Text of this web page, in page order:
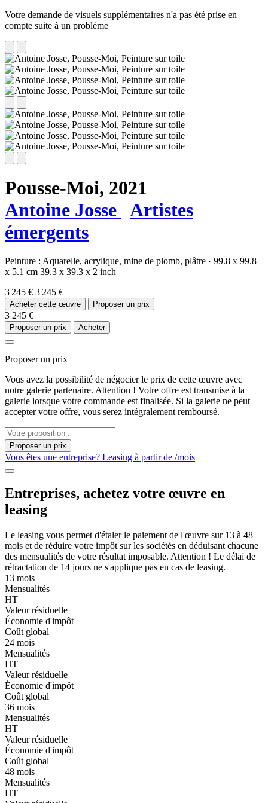
Votre demande de visuels supplémentaires n'a pas été prise en
compte suite à un problème
Pousse-Moi, 2021
Antoine Josse
Artistes
émergents
Peinture : Aquarelle, acrylique, mine de plomb, plâtre · 99.8 x 99.8
x 5.1 cm 39.3 x 39.3 x 2 inch
3 245 € 3 245 €
Acheter cette œuvre Proposer un prix
3 245 €
Proposer un prix Acheter
Proposer un prix
Vous avez la possibilité de négocier le prix de cette œuvre avec
notre galerie partenaire. Attention ! Votre offre est transmise à la
galerie lorsque votre commande est finalisée. Si la galerie ne peut
accepter votre offre, vous serez intégralement remboursé.
Proposer un prix
Vous êtes une entreprise? Leasing à partir de /mois
Entreprises, achetez votre œuvre en
leasing
Le leasing vous permet d'étaler le paiement de l'œuvre sur 13 à 48
mois et de réduire votre impôt sur les sociétés en déduisant chacune
des mensualités de votre résultat imposable. Attention ! Le délai de
rétractation de 14 jours ne s'applique pas en cas de leasing.
13 mois
Mensualités
HT
Valeur résiduelle
Économie d'impôt
Coût global
24 mois
Mensualités
HT
Valeur résiduelle
Économie d'impôt
Coût global
36 mois
Mensualités
HT
Valeur résiduelle
Économie d'impôt
Coût global
48 mois
Mensualités
HT